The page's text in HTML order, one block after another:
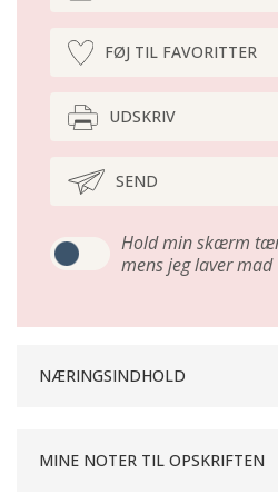
FØJ TIL FAVORITTER
UDSKRIV
SEND
Hold min skærm
mens jeg laver mad
NÆRINGSINDHOLD
MINE NOTER TIL OPSKRIFTEN